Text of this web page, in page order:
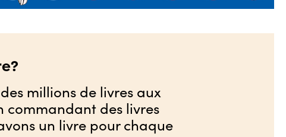
millions de livres aux
commandant des livres
un livre pour chaque